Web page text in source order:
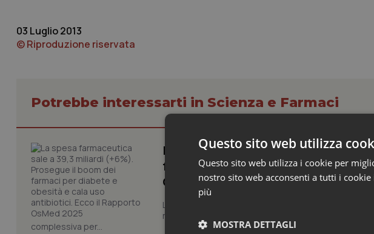
03 Luglio 2013
© Riproduzione riservata
Potrebbe interessarti in Scienza e Farmaci
La spesa farmaceutica sale a 39,3
farmaci per diabete e obesità e
OsMed 2025
La farmaceutica italiana continua a crescere, spinta
nuove terapie e dall'espansione dei trattamenti per
complessiva per...
Questo sito web utilizza
Questo sito web utilizza i cookie per
nostro sito web acconsenti a tutti i
più
MOSTRA DETTAGLI